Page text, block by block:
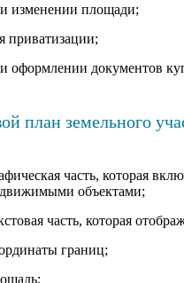
изменении площади;
приватизации;
оформлении документов
план земельного
часть, которая
объектами;
часть, которая
границ;